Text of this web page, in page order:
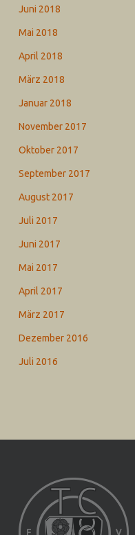
Juni 2018
Mai 2018
April 2018
März 2018
Januar 2018
November 2017
Oktober 2017
September 2017
August 2017
Juli 2017
Juni 2017
Mai 2017
April 2017
März 2017
Dezember 2016
Juli 2016